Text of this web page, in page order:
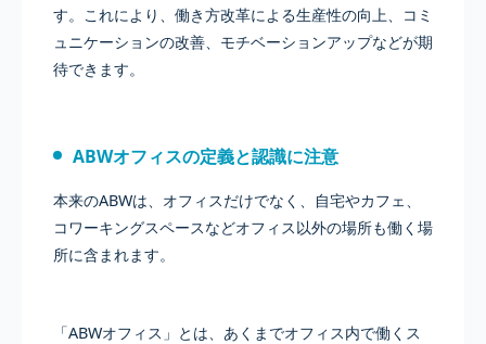
す。これにより、働き方改革による生産性の向上、コミ
ュニケーションの改善、モチベーションアップなどが期
待できます。
ABWオフィスの定義と認識に注意
本来のABWは、オフィスだけでなく、自宅やカフェ、
コワーキングスペースなどオフィス以外の場所も働く場
所に含まれます。
「ABWオフィス」とは、あくまでオフィス内で働くス